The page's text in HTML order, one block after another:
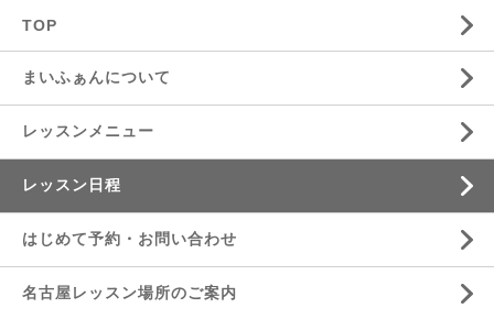
TOP
まいふぁんについて
レッスンメニュー
レッスン日程
はじめて予約・お問い合わせ
名古屋レッスン場所のご案内